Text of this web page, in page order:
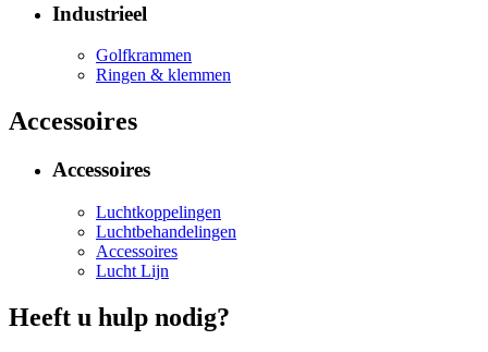
Industrieel
Golfkrammen
Ringen & klemmen
Accessoires
Accessoires
Luchtkoppelingen
Luchtbehandelingen
Accessoires
Lucht Lijn
Heeft u hulp nodig?